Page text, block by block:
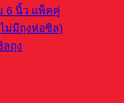
6 นิ้ว แพ็คคู่
ม่มีถุงห่อซิล)
ถุง